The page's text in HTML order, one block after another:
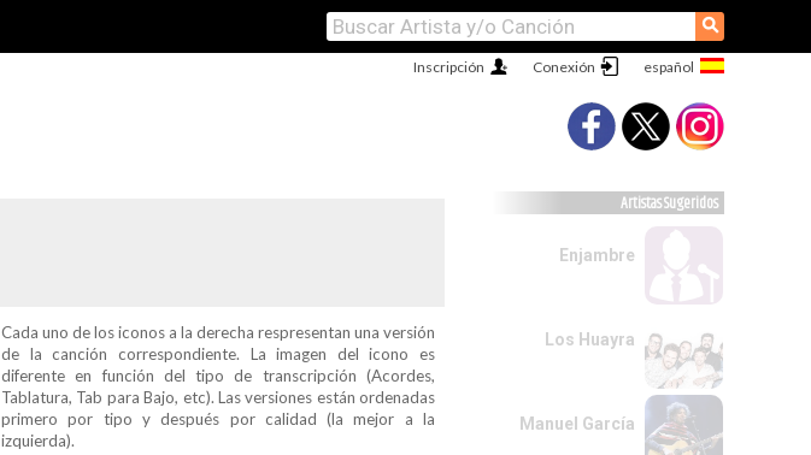
⚲
Conexión
Inscripción
Cada uno de los iconos a la derecha respresentan una versión
de la canción correspondiente. La imagen del icono es
diferente en función del tipo de transcripción (Acordes,
Tablatura, Tab para Bajo, etc). Las versiones están ordenadas
primero por tipo y después por calidad (la mejor a la
izquierda).
Artistas Sugeridos
Enjambre
Los Huayra
Manuel García